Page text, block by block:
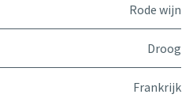
Rode wijn
Droog
Frankrijk